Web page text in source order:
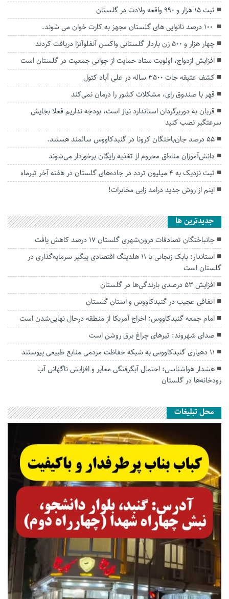
ثبت ۱۵ هزار و ۹۹۰ واقعه ولادت در گلستان
چهار هزار و ۵۰۰ زن باردار گلستانی واکسن آنفلوآنزا دریافت کردند
افزایش ازدواج، اولویت ستاد حمایت از جوانی جمعیت در گلستان است
کشف عتیقه جات ۳۵۰۰ ساله در علی آباد کتول
قهر با صندوق رای، مشکلات کشور را درمان نمی‌کند
قربان به دوربرگردان استاندارد نیاز است، بودجه نداریم فعلا بجایش
سرعتگیر نصب کنید
۵۵ درصد جان‌باختگان کرونا در گنبدکاووس سالمند هستند.
دانش‌آموزان مناطق محروم از تغذیه رایگان برخوردار می‌شوند
ثبت نزدیک به ۴ میلیون تردد در جاده‌های گلستان در هفته آخر تیرماه
اینم از روش جدید درامد زایی مخابرات!
جديدترين ها
جانباختگان تصادفات درون‌شهری گلستان ۱۷ درصد کاهش یافت
استاندار: بابک زنجانی با ۱۱ هلدینگ اقتصادی پیگیر سرمایه‌گذاری در
گلستان است
افزایش ۵۳ درصدی بارندگی‌ها در گلستان
اتفاقی عجیب در‌ گنبدکاووس و استان گلستان
امام جمعه گنبدکاووس: اخراج آمریکا از منطقه درحال نهایی‌شدن است
صدای شهروند: تیرهای چراغ برق روشن است
۱۱ دهیاری گنبدکاووس به شبکه حفاظت مردمی منابع طبیعی پیوستند
هشدار هواشناسی؛ احتمال آبگرفتگی معابر و افزایش ناگهانی آب
رودخانه‌ها در گلستان
محل تبلیغات